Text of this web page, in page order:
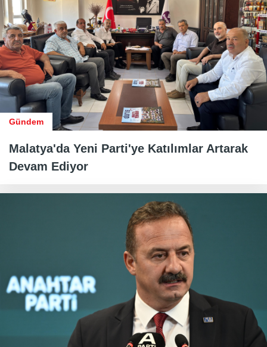
Gündem
Malatya'da Yeni Parti'ye Katılımlar Artarak
Devam Ediyor